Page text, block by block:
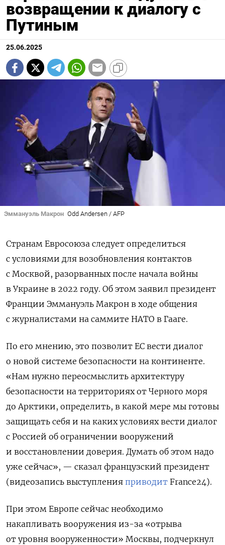
возвращении к диалогу с
Путиным
25.06.2025
Эммануэль Макрон Odd Andersen / AFP
Странам Евросоюза следует определиться
с условиями для возобновления контактов
с Москвой, разорванных после начала войны
в Украине в 2022 году. Об этом заявил президент
Франции Эммануэль Макрон в ходе общения
с журналистами на саммите НАТО в Гааге.
По его мнению, это позволит ЕС вести диалог
о новой системе безопасности на континенте.
«Нам нужно переосмыслить архитектуру
безопасности на территориях от Черного моря
до Арктики, определить, в какой мере мы готовы
защищать себя и на каких условиях вести диалог
с Россией об ограничении вооружений
и восстановлении доверия. Думать об этом надо
уже сейчас», — сказал французский президент
(видеозапись выступления приводит France24).
При этом Европе сейчас необходимо
накапливать вооружения из-за «отрыва
от уровня вооруженности» Москвы, подчеркнул